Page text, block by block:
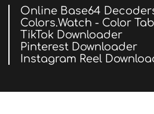
Online Base64
Colors.Watch - Color
TikTok Downloader
Pinterest Downloader
Instagram Reel